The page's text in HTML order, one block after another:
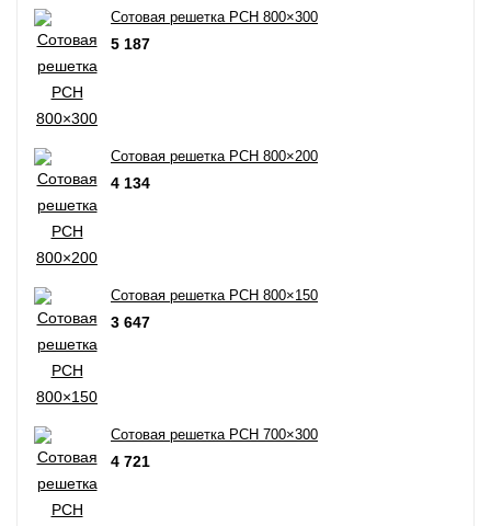
Сотовая решетка РСН 800×300
5 187
Сотовая решетка РСН 800×200
4 134
Сотовая решетка РСН 800×150
3 647
Сотовая решетка РСН 700×300
4 721